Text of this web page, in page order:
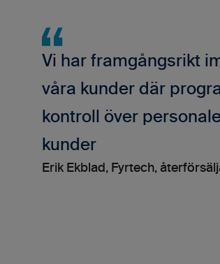
Vi har framgångsrikt
våra kunder där
kontroll över
kunder
Erik Ekblad, Fyrtech,